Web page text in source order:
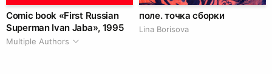
Comic book «First Russian
Superman Ivan Jaba», 1995
Multiple Authors
поле. точка сборки
Lina Borisova